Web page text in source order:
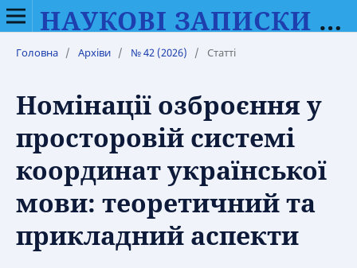
НАУКОВІ ЗАПИСКИ ВІННИЦЬКОГО ДЕРЖАВНОГО ПЕДАГОГІЧНОГО УНІВЕРСИТЕТУ ІМЕНІ МИХАЙЛА КОЦЮБИНСЬКОГО. СЕРІЯ: ФІЛОЛОГІЯ (МОВОЗНАВСТВО)
Головна / Архіви / № 42 (2026) / Статті
Номінації озброєння у
просторовій системі
координат української
мови: теоретичний та
прикладний аспекти